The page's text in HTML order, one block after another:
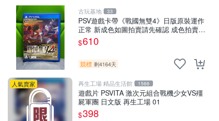
古玩基地 33
PSV遊戲卡帶《戰國無雙4》日版原裝運作
正常 新成色如圖拍賣請先確認 成色拍賣一
經成交概不退換 PSV遊戲 卡帶 戰國無雙
psv游戲卡帶，戰國無雙4
$610
競標 剩4164天
人氣賣家 再生工場 精品生活館 1566
遊戲片 PSVITA 激次元組合戰機少女VS殭
屍軍團 日文版 再生工場 01
$398